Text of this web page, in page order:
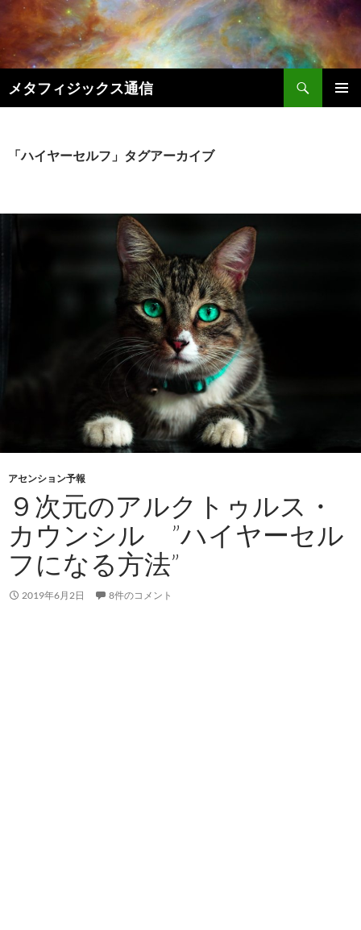
テ
ン
へ
メタフィジックス通信
索
「ハイヤーセルフ」タグアーカイブ
アセンション予報
９次元のアルクトゥルス・
カウンシル ”ハイヤーセル
フになる方法”
2019年6月2日 8件のコメント